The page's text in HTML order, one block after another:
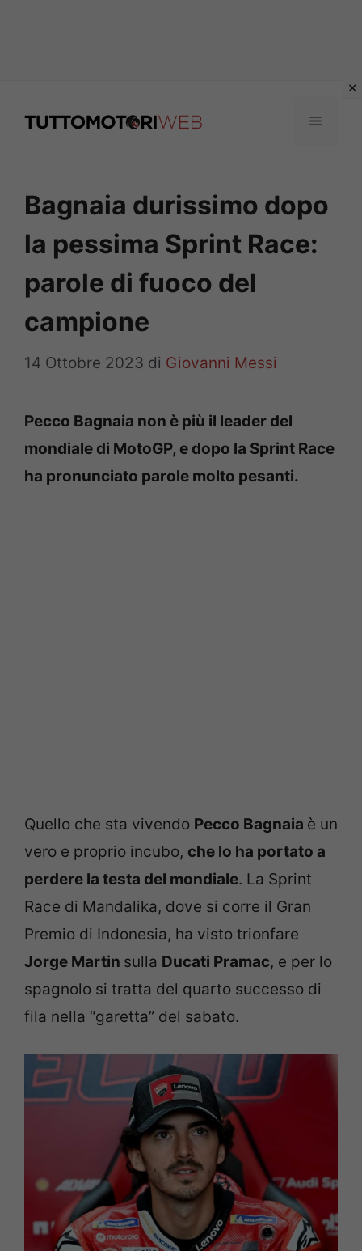
Menu
Bagnaia durissimo dopo
la pessima Sprint Race:
parole di fuoco del
campione
14 Ottobre 2023 di Giovanni Messi
Pecco Bagnaia non è più il leader del
mondiale di MotoGP, e dopo la Sprint Race
ha pronunciato parole molto pesanti.
Quello che sta vivendo Pecco Bagnaia è un
vero e proprio incubo, che lo ha portato a
perdere la testa del mondiale. La Sprint
Race di Mandalika, dove si corre il Gran
Premio di Indonesia, ha visto trionfare
Jorge Martin sulla Ducati Pramac, e per lo
spagnolo si tratta del quarto successo di
fila nella “garetta” del sabato.